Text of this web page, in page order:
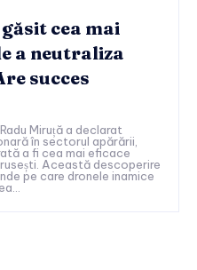
cea mai
a neutraliza
succes
Miruță a declarat
în sectorul apărării,
a fi cea mai eficace
Această descoperire
pe care dronele inamice